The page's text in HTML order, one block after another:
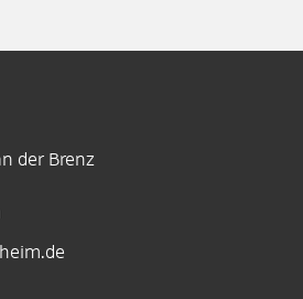
der Brenz